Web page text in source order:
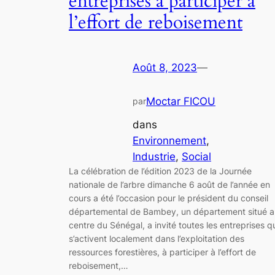
l’effort de reboisement
Août 8, 2023—
parMoctar FICOU
dans
Environnement
Industrie, Social
La célébration de l’édition 2023 de la Journée
nationale de l’arbre dimanche 6 août de l’année en
cours a été l’occasion pour le président du conseil
départemental de Bambey, un département situé
centre du Sénégal, a invité toutes les entreprises
s’activent localement dans l’exploitation des
ressources forestières, à participer à l’effort de
reboisement,…